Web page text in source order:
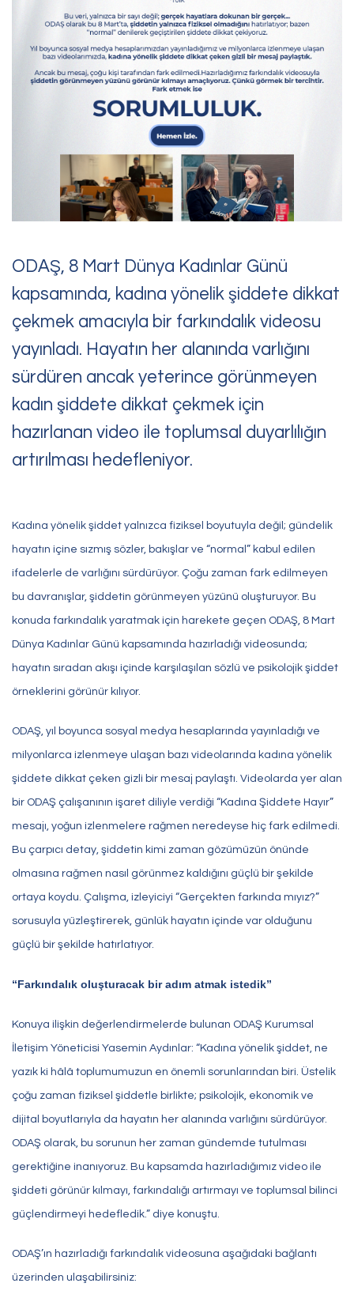
Bize Ulaşın
Sorularınız, talepleriniz
veya geri bildirimleriniz için
bize ulaşabilirsiniz
ODAŞ, 8 Mart Dünya Kadınlar Günü
kapsamında, kadına yönelik şiddete dikkat
çekmek amacıyla bir farkındalık videosu
yayınladı. Hayatın her alanında varlığını
sürdüren ancak yeterince görünmeyen
kadın şiddete dikkat çekmek için
hazırlanan video ile toplumsal duyarlılığın
artırılması hedefleniyor.
Kadına yönelik şiddet yalnızca fiziksel boyutuyla değil; gündelik
hayatın içine sızmış sözler, bakışlar ve “normal” kabul edilen
ifadelerle de varlığını sürdürüyor. Çoğu zaman fark edilmeyen
bu davranışlar, şiddetin görünmeyen yüzünü oluşturuyor. Bu
konuda farkındalık yaratmak için harekete geçen ODAŞ, 8 Mart
Dünya Kadınlar Günü kapsamında hazırladığı videosunda;
hayatın sıradan akışı içinde karşılaşılan sözlü ve psikolojik şiddet
örneklerini görünür kılıyor.
ODAŞ, yıl boyunca sosyal medya hesaplarında yayınladığı ve
milyonlarca izlenmeye ulaşan bazı videolarında kadına yönelik
şiddete dikkat çeken gizli bir mesaj paylaştı. Videolarda yer alan
bir ODAŞ çalışanının işaret diliyle verdiği “Kadına Şiddete Hayır”
mesajı, yoğun izlenmelere rağmen neredeyse hiç fark edilmedi.
Bu çarpıcı detay, şiddetin kimi zaman gözümüzün önünde
olmasına rağmen nasıl görünmez kaldığını güçlü bir şekilde
ortaya koydu. Çalışma, izleyiciyi “Gerçekten farkında mıyız?”
sorusuyla yüzleştirerek, günlük hayatın içinde var olduğunu
güçlü bir şekilde hatırlatıyor.
“Farkındalık oluşturacak bir adım atmak istedik”
Konuya ilişkin değerlendirmelerde bulunan ODAŞ Kurumsal
İletişim Yöneticisi Yasemin Aydınlar: “Kadına yönelik şiddet, ne
yazık ki hâlâ toplumumuzun en önemli sorunlarından biri. Üstelik
çoğu zaman fiziksel şiddetle birlikte; psikolojik, ekonomik ve
dijital boyutlarıyla da hayatın her alanında varlığını sürdürüyor.
ODAŞ olarak, bu sorunun her zaman gündemde tutulması
gerektiğine inanıyoruz. Bu kapsamda hazırladığımız video ile
şiddeti görünür kılmayı, farkındalığı artırmayı ve toplumsal bilinci
güçlendirmeyi hedefledik.” diye konuştu.
ODAŞ’ın hazırladığı farkındalık videosuna aşağıdaki bağlantı
üzerinden ulaşabilirsiniz: